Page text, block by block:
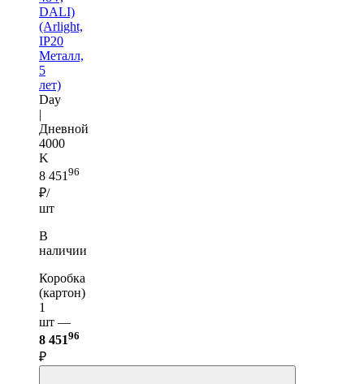
DALI)
(Arlight,
IP20
Металл,
5
лет)
Day
|
Дневной
4000
K
8 451 96
₽/
шт
В
наличии
Коробка
(картон)
1
шт —
8 45196
₽